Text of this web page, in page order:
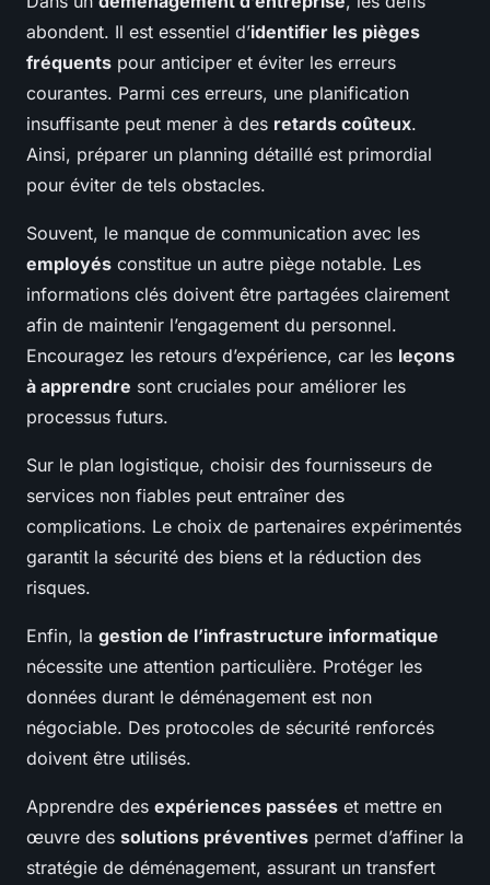
abondent. Il est essentiel d’identifier les pièges
fréquents pour anticiper et éviter les erreurs
courantes. Parmi ces erreurs, une planification
insuffisante peut mener à des retards coûteux.
Ainsi, préparer un planning détaillé est primordial
pour éviter de tels obstacles.
Souvent, le manque de communication avec les
employés constitue un autre piège notable. Les
informations clés doivent être partagées clairement
afin de maintenir l’engagement du personnel.
Encouragez les retours d’expérience, car les leçons
à apprendre sont cruciales pour améliorer les
processus futurs.
Sur le plan logistique, choisir des fournisseurs de
services non fiables peut entraîner des
complications. Le choix de partenaires expérimentés
garantit la sécurité des biens et la réduction des
risques.
Enfin, la gestion de l’infrastructure informatique
nécessite une attention particulière. Protéger les
données durant le déménagement est non
négociable. Des protocoles de sécurité renforcés
doivent être utilisés.
Apprendre des expériences passées et mettre en
œuvre des solutions préventives permet d’affiner la
stratégie de déménagement, assurant un transfert